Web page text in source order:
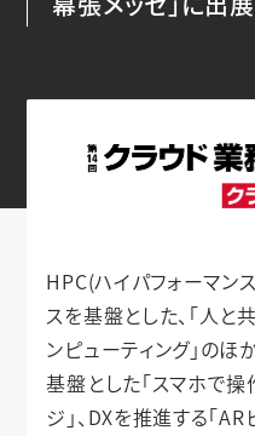
HPC(ハイパフォーマン
スを基盤とした、「人と
ンピューティング」の
基盤とした「スマホで
ジ」、DXを推進する「AR